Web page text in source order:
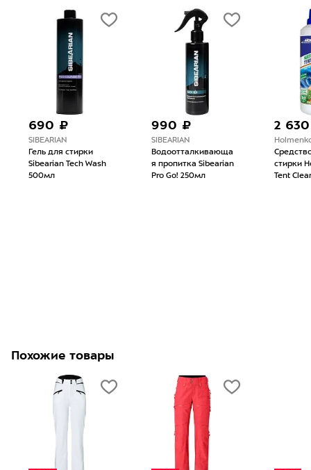
690 ₽
SIBEARIAN
Гель для стирки
Sibearian Tech Wash
500мл
990 ₽
SIBEARIAN
Водоотталкивающа
я пропитка Sibearian
Pro Go! 250мл
2
стирки
Tent
Похожие товары